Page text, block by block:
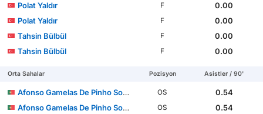
Polat Yaldır
F
0.00
Polat Yaldır
F
0.00
Tahsin Bülbül
F
0.00
Tahsin Bülbül
F 0.00
Orta Sahalar Pozisyon Asistler / 90'
Afonso Gamelas De Pinho Sousa OS
0.54
Afonso Gamelas De Pinho Sousa
OS
0.54